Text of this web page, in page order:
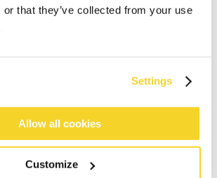
or that they’ve collected from your use
Settings
Allow all cookies
Customize
mit den Haakon Gloves,
DETAILS